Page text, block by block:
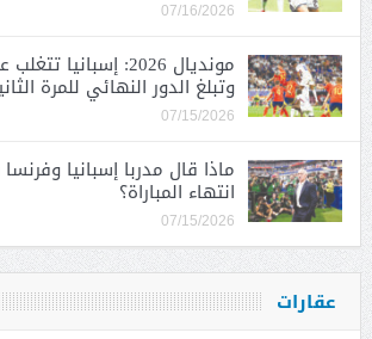
07/16/2026
وتبلغ الدور النهائي للمرة
07/15/2026
ماذا قال مدربا إسبانيا
انتهاء المباراة؟
07/15/2026
عقارات